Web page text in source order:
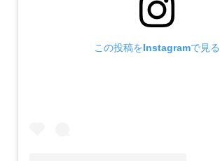
この投稿をInstagramで見る